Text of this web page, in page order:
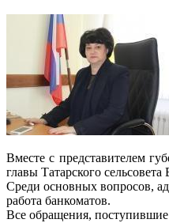
Вместе с представителем
главы Татарского
Среди основных вопросов,
работа банкоматов.
Все обращения, поступившие